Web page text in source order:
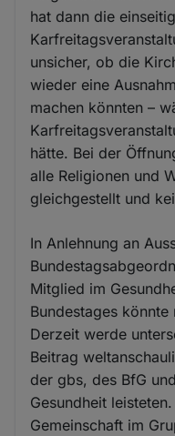
hat dann die
unsicher, ob die
wieder eine
machen könnten –
hätte. Bei der
alle Religionen und
gleichgestellt und
In Anlehnung an
Mitglied im
Bundestages
Derzeit werde
Beitrag
der gbs, des BfG
Gesundheit
Gemeinschaft im